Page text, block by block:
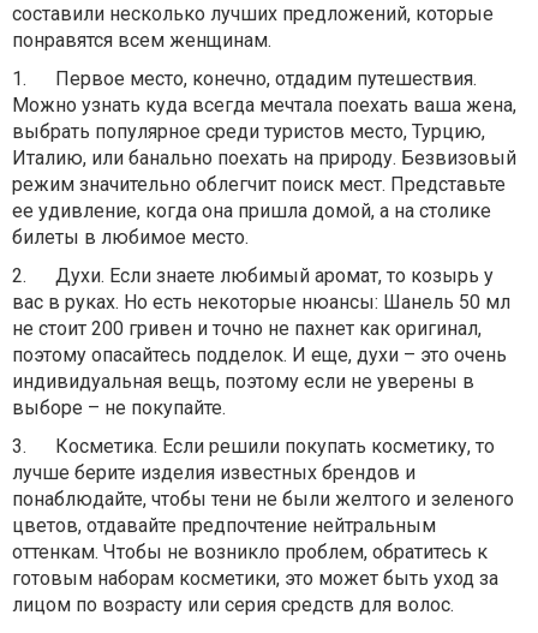
составили несколько лучших предложений, которые
понравятся всем женщинам.
1.
Первое место, конечно, отдадим путешествия.
Можно узнать куда всегда мечтала поехать ваша жена,
выбрать популярное среди туристов место, Турцию,
Италию, или банально поехать на природу. Безвизовый
режим значительно облегчит поиск мест. Представьте
ее удивление, когда она пришла домой, а на столике
билеты в любимое место.
2.
Духи. Если знаете любимый аромат, то козырь у
вас в руках. Но есть некоторые нюансы: Шанель 50 мл
не стоит 200 гривен и точно не пахнет как оригинал,
поэтому опасайтесь подделок. И еще, духи – это очень
индивидуальная вещь, поэтому если не уверены в
выборе – не покупайте.
3.
Косметика. Если решили покупать косметику, то
лучше берите изделия известных брендов и
понаблюдайте, чтобы тени не были желтого и зеленого
цветов, отдавайте предпочтение нейтральным
оттенкам. Чтобы не возникло проблем, обратитесь к
готовым наборам косметики, это может быть уход за
лицом по возрасту или серия средств для волос.